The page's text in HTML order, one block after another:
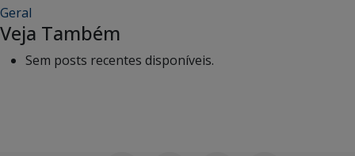
Geral
Veja Também
Sem posts recentes disponíveis.